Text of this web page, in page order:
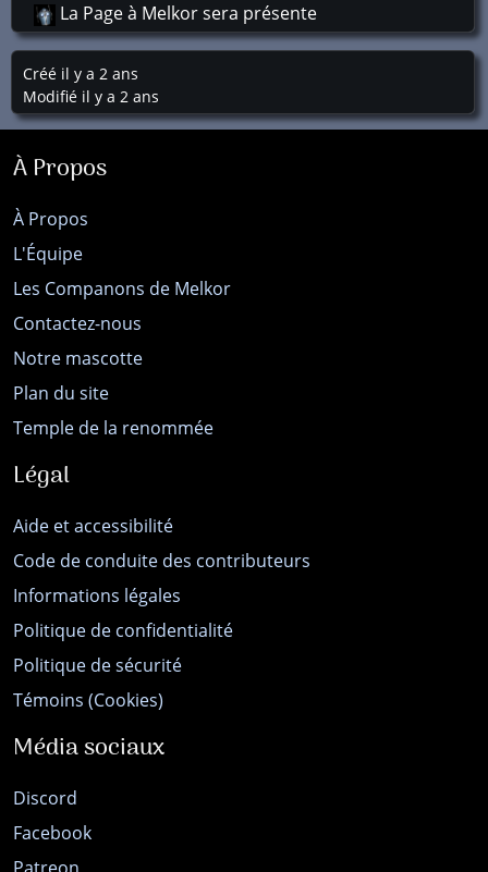
La Page à Melkor sera présente
Créé il y a 2 ans
Modifié il y a 2 ans
À Propos
À Propos
L'Équipe
Les Companons de Melkor
Contactez-nous
Notre mascotte
Plan du site
Temple de la renommée
Légal
Aide et accessibilité
Code de conduite des contributeurs
Informations légales
Politique de confidentialité
Politique de sécurité
Témoins (Cookies)
Média sociaux
Discord
Facebook